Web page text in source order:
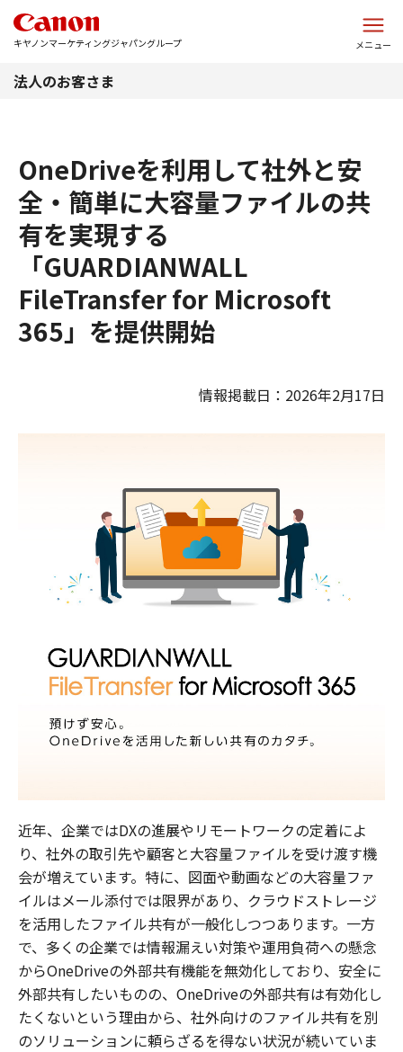
キヤノンマーケティングジャパングループ メニュー
法人のお客さま
OneDriveを利用して社外と安
全・簡単に大容量ファイルの共
有を実現する
「GUARDIANWALL
FileTransfer for Microsoft
365」を提供開始
情報掲載日：2026年2月17日
近年、企業ではDXの進展やリモートワークの定着によ
り、社外の取引先や顧客と大容量ファイルを受け渡す機
会が増えています。特に、図面や動画などの大容量ファ
イルはメール添付では限界があり、クラウドストレージ
を活用したファイル共有が一般化しつつあります。一方
で、多くの企業では情報漏えい対策や運用負荷への懸念
からOneDriveの外部共有機能を無効化しており、安全に
外部共有したいものの、OneDriveの外部共有は有効化し
たくないという理由から、社外向けのファイル共有を別
のソリューションに頼らざるを得ない状況が続いていま